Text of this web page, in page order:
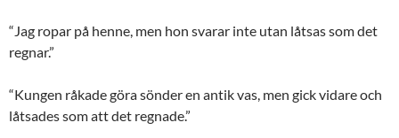
“Jag ropar på henne, men hon svarar inte utan låtsas som det
regnar.”
“Kungen råkade göra sönder en antik vas, men gick vidare och
låtsades som att det regnade.”